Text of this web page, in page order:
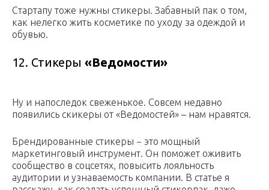
Стартапу тоже нужны стикеры. Забавный пак о том,
как нелегко жить косметике по уходу за одеждой и
обувью.
12. Стикеры «Ведомости»
Ну и напоследок свеженькое. Совсем недавно
появились скикеры от «Ведомостей» – нам нравятся.
Брендированные стикеры − это мощный
маркетинговый инструмент. Он поможет оживить
сообщество в соцсетях, повысить лояльность
аудитории и узнаваемость компании. В статье я